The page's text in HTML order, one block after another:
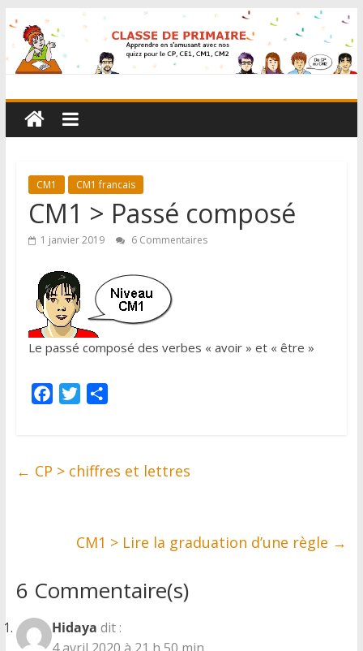
CM1 CM1 francais
CM1 > Passé composé
1 janvier 2019 6 Commentaires
Le passé composé des verbes « avoir » et « être »
b
t
a
r
← CP > chiffres et lettres
CM1 > Lire la graduation d’une règle →
6 Commentaire(s)
Hidaya dit :